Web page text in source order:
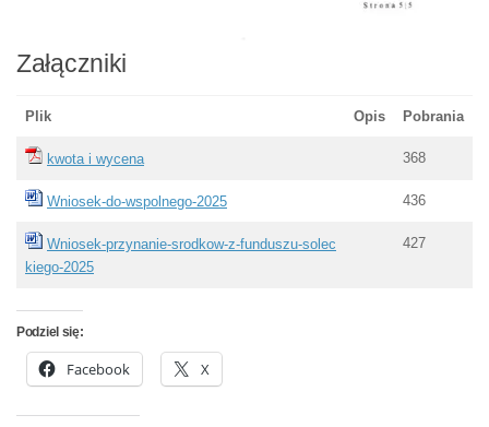
Załączniki
Plik Opis Pobrania
kwota i wycena 368
Wniosek-do-wspolnego-2025 436
Wniosek-przynanie-srodkow-z-funduszu-solec
kiego-2025
427
Podziel się:
Facebook X